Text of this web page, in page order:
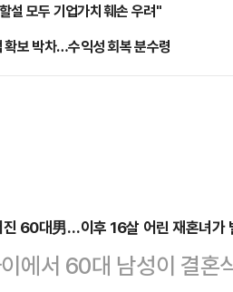
설 모두 기업가치 훼손 우려"
보 박차…수익성 회복 분수령
진 60대男…이후 16살 어린 재혼녀가
에서 60대 남성이 결혼